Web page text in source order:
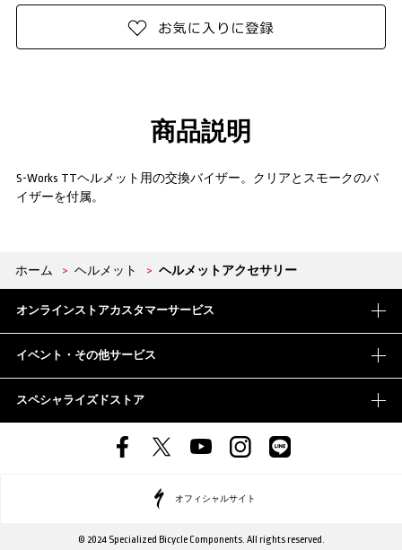
商品説明
S-Works TTヘルメット用の交換バイザー。クリアとスモークのバ
イザーを付属。
ホーム > ヘルメット > ヘルメットアクセサリー
オンラインストアカスタマーサービス
イベント・その他サービス
スペシャライズドストア
オフィシャルサイト
© 2024 Specialized Bicycle Components. All rights reserved.